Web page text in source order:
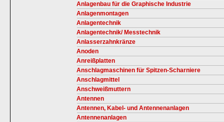
Anlagenbau für die Graphische Industrie
Anlagenmontagen
Anlagentechnik
Anlagentechnik/ Messtechnik
Anlasserzahnkränze
Anoden
Anreißplatten
Anschlagmaschinen für Spitzen-Scharniere
Anschlagmittel
Anschweißmuttern
Antennen
Antennen, Kabel- und Antennenanlagen
Antennenanlagen